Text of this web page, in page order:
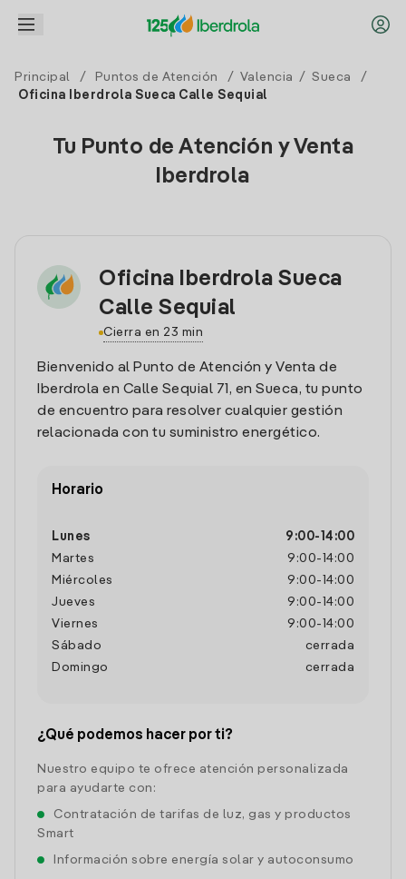
Principal / Puntos de Atención / Valencia / Sueca
/
Oficina Iberdrola Sueca Calle Sequial
Tu Punto de Atención y Venta
Iberdrola
Oficina Iberdrola Sueca
Calle Sequial
Cierra en 23 min
Bienvenido al Punto de Atención y Venta de
Iberdrola en Calle Sequial 71, en Sueca, tu punto
de encuentro para resolver cualquier gestión
relacionada con tu suministro energético.
Horario
Lunes 9:00- 14:00
Martes
9:00- 14:00
Miércoles
9:00- 14:00
Jueves
9:00- 14:00
Viernes
9:00- 14:00
Sábado
cerrada
Domingo
cerrada
¿Qué podemos hacer por ti?
Nuestro equipo te ofrece atención personalizada
para ayudarte con:
Contratación de tarifas de luz, gas y productos
Smart
Información sobre energía solar y autoconsumo